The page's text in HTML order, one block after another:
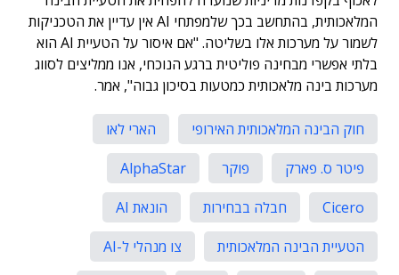
המלאכותית, בהתחשב בכך שלמפתחי AI אין עדיין את הטכניקות
לשמור על מערכות אלו בשליטה. "אם איסור על הטעיית AI הוא
בלתי אפשרי מבחינה פוליטית ברגע הנוכחי, אנו ממליצים לסווג
מערכות בינה מלאכותית כמטעות בסיכון גבוה", אמר.
חוק הבינה המלאכותית האירופי
הארי לאו
פיטר ס. פארק
פוקר
AlphaStar
Cicero
חבלה בבחירות
הונאת AI
הטעיית הבינה המלאכותית
צו מנהלי ל-AI